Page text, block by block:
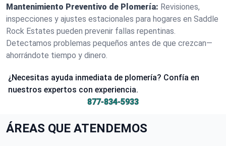
Mantenimiento Preventivo de Plomería: Revisiones,
inspecciones y ajustes estacionales para hogares en Saddle
Rock Estates pueden prevenir fallas repentinas.
Detectamos problemas pequeños antes de que crezcan—
ahorrándote tiempo y dinero.
¿Necesitas ayuda inmediata de plomería? Confía en
nuestros expertos con experiencia.
877-834-5933
ÁREAS QUE ATENDEMOS